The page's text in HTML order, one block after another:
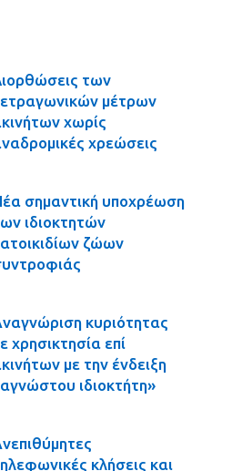
των
μέτρων
χωρίς
χρεώσεις
σημαντική υποχρέωση
ιδιοκτητών
ζώων
κυριότητας
χρησικτησία επί
με την ένδειξη
ιδιοκτήτη»
κλήσεις και